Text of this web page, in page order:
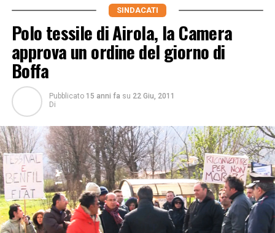
SINDACATI
Polo tessile di Airola, la Camera
approva un ordine del giorno di
Boffa
Pubblicato 15 anni fa su 22 Giu, 2011
Di